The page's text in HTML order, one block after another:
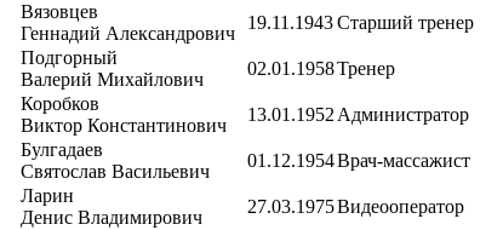
Вязовцев
Геннадий Александрович
19.11.1943Старший тренер
Подгорный
Валерий Михайлович
02.01.1958Тренер
Коробков
Виктор Константинович
13.01.1952 Администратор
Булгадаев
Святослав Васильевич
01.12.1954Врач-массажист
Ларин
Денис Владимирович
27.03.1975Видеооператор